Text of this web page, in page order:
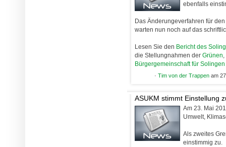
ebenfalls
Das Änderungeverfahren für
warten nun noch auf das
Lesen Sie den Bericht des
die Stellungnahmen der Grünen
Bürgergemeinschaft für Solingen
· Tim von der Trappen am
ASUKM stimmt Einstellung
Am 23. Mai
Umwelt,
Als zweites
einstimmig zu.